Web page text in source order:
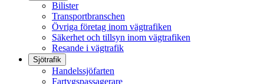
Bilister
Transportbranschen
Övriga företag inom vägtrafiken
Säkerhet och tillsyn inom vägtrafiken
Resande i vägtrafik
Sjötrafik
Handelssjöfarten
Fartygspassagerare